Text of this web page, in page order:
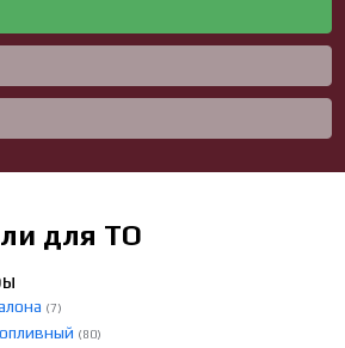
для ТО
(7)
(80)